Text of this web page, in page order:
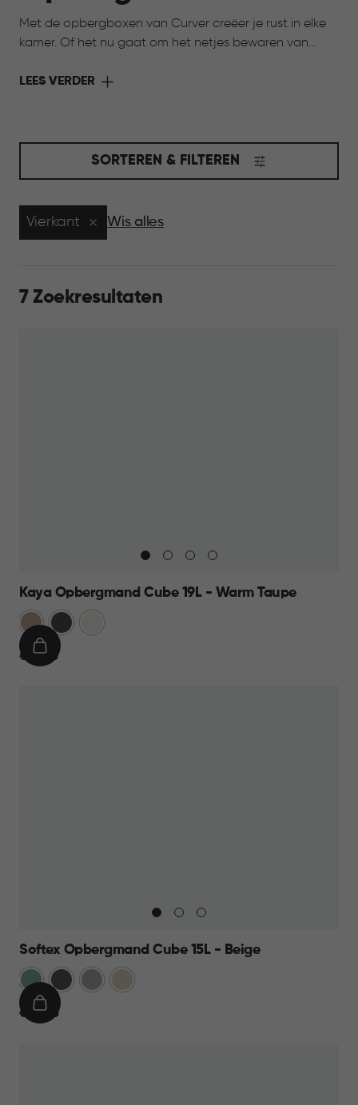
Met de opbergboxen van Curver creëer je rust in elke
kamer. Of het nu gaat om het netjes bewaren van
opbergen van seizoensartikelen, onze opbergboxen
stijlen, zodat je opbergoplossing perfect aansluit bij
jouw interieur én jouw behoeften. Opruimen was nog
nooit zo makkelijk en stijlvol.
LEES VERDER
SORTEREN & FILTEREN
Vierkant Wis alles
7 Zoekresultaten
Kaya Opbergmand Cube 19L - Warm Taupe
Warm
Taupe
Antraciet
€
€ 12,95
IN
Softex Opbergmand Cube 15L - Beige
BlauwAntraciet
TaupeBeige
€
€ 10,95
IN